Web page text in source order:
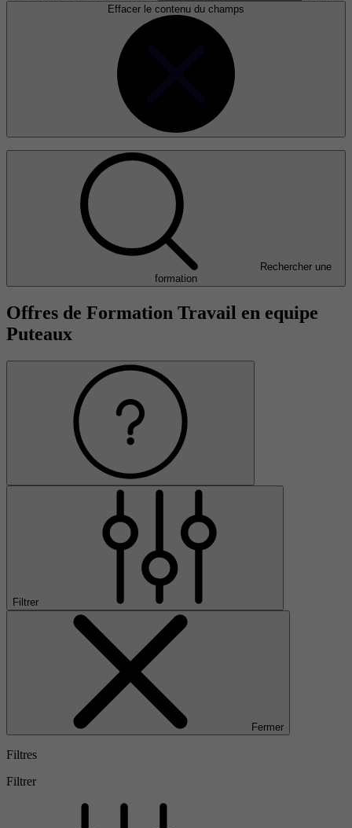
Effacer le contenu du champs
Rechercher une
formation
Offres de Formation Travail en equipe
Puteaux
Filtrer
Fermer
Filtres
Filtrer